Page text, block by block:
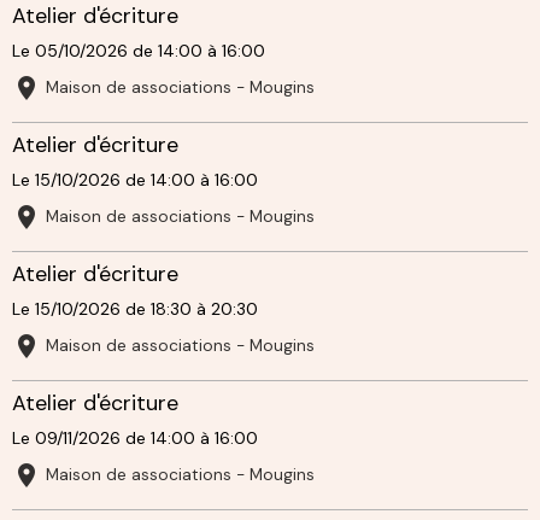
Atelier d'écriture
Le 05/10/2026 de 14:00 à 16:00
Maison de associations - Mougins
Atelier d'écriture
Le 15/10/2026 de 14:00 à 16:00
Maison de associations - Mougins
Atelier d'écriture
Le 15/10/2026 de 18:30 à 20:30
Maison de associations - Mougins
Atelier d'écriture
Le 09/11/2026 de 14:00 à 16:00
Maison de associations - Mougins